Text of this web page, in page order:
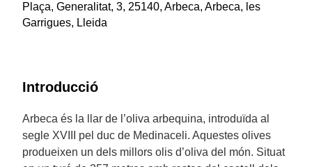
Plaça, Generalitat, 3, 25140, Arbeca, Arbeca, les
Garrigues, Lleida
Introducció
Arbeca és la llar de l’oliva arbequina, introduïda al
segle XVIII pel duc de Medinaceli. Aquestes olives
produeixen un dels millors olis d’oliva del món. Situat